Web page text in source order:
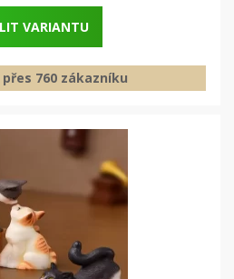
VARIANTU
760 zákazníku